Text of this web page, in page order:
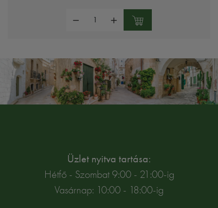
Üzlet nyitva tartása:
Hétfő - Szombat 9:00 - 21:00-ig
Vasárnap: 10:00 - 18:00-ig